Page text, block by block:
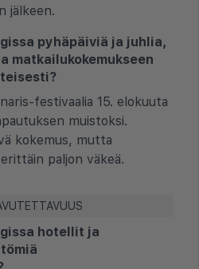
jälkeen.
pyhäpäiviä ja juhlia,
matkailukokemukseen
festivaalia 15. elokuuta
muistoksi.
kokemus, mutta
paljon väkeä.
hotellit ja